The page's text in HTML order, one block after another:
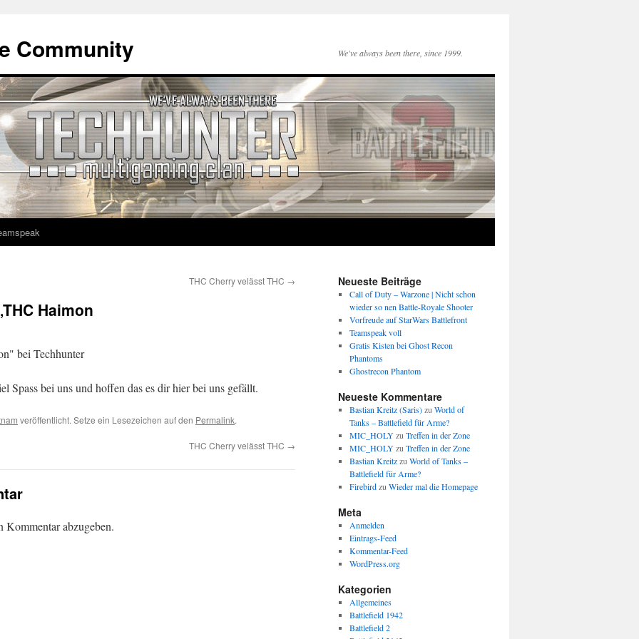
Community We've always been there, since 1999.
THC Cherry velässt THC →
Haimon
bei Techhunter
Spass bei uns und hoffen das es dir hier bei uns gefällt.
veröffentlicht. Setze ein Lesezeichen auf den Permalink.
THC Cherry velässt THC →
Kommentar abzugeben.
Neueste Beiträge
Call of Duty – Warzone | Nicht schon
wieder so nen Battle-Royale Shooter
Vorfreude auf StarWars Battlefront
Teamspeak voll
Gratis Kisten bei Ghost Recon
Phantoms
Ghostrecon Phantom
Neueste Kommentare
Bastian Kreitz (Saris)zu World of
Tanks – Battlefield für Arme?
MIC_HOLYzu Treffen in der Zone
MIC_HOLYzu Treffen in der Zone
Bastian Kreitzzu World of Tanks –
Battlefield für Arme?
Firebirdzu Wieder mal die Homepage
Meta
Anmelden
Eintrags-Feed
Kommentar-Feed
WordPress.org
Kategorien
Allgemeines
Battlefield 1942
Battlefield 2